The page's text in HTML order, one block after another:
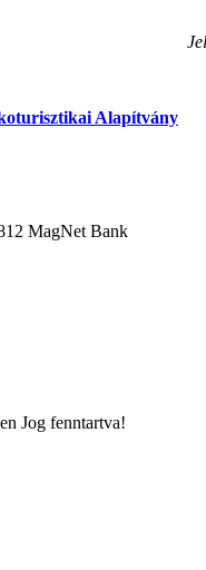
Alapítvány
MagNet Bank
Jog fenntartva!